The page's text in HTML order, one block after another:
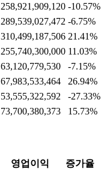
258,921,909,120 -10.57%
289,539,027,472 -6.75%
310,499,187,506 21.41%
255,740,300,000 11.03%
63,120,779,530
-7.15%
67,983,533,464
26.94%
53,555,322,592
-27.33%
73,700,380,373 15.73%
영업이익
증가율